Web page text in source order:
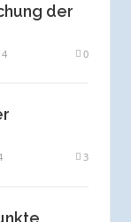
der
0
3